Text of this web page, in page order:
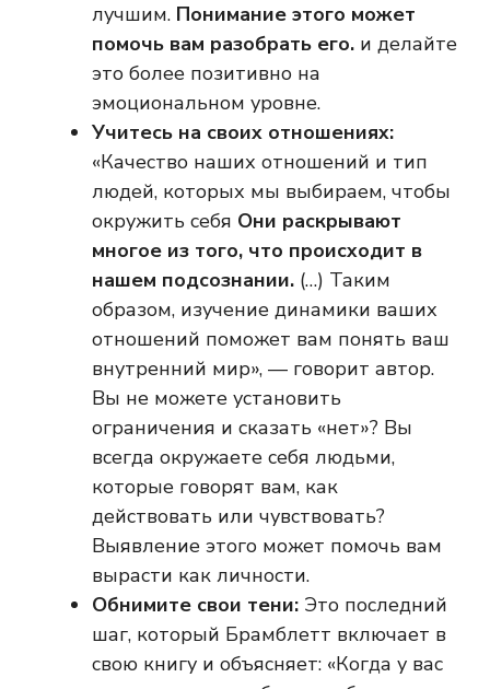
лучшим. Понимание этого может
помочь вам разобрать его. и делайте
это более позитивно на
эмоциональном уровне.
Учитесь на своих отношениях:
«Качество наших отношений и тип
людей, которых мы выбираем, чтобы
окружить себя Они раскрывают
многое из того, что происходит в
нашем подсознании. (…) Таким
образом, изучение динамики ваших
отношений поможет вам понять ваш
внутренний мир», — говорит автор.
Вы не можете установить
ограничения и сказать «нет»? Вы
всегда окружаете себя людьми,
которые говорят вам, как
действовать или чувствовать?
Выявление этого может помочь вам
вырасти как личности.
Обнимите свои тени: Это последний
шаг, который Брамблетт включает в
свою книгу и объясняет: «Когда у вас